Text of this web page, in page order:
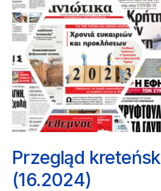
Przegląd
(16.2024)